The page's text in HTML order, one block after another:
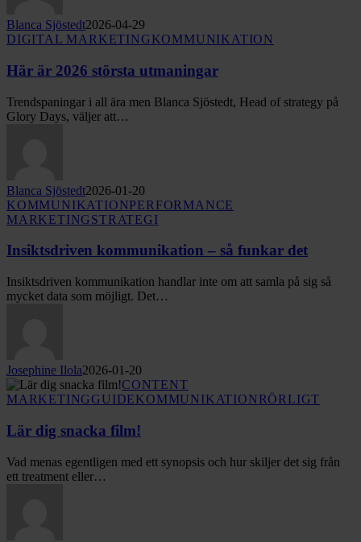
Blanca Sjöstedt2026-04-29
Här
2026
största
utmaningar
DIGITAL MARKETINGKOMMUNIKATION
Här är 2026 största utmaningar
Trendspaningar i all ära men Blanca Sjöstedt, Head of strategy på
Glory Days, väljer att…
Blanca Sjöstedt2026-01-20
Insiktsdriven
kommunikation
så
det
KOMMUNIKATIONPERFORMANCE
MARKETINGSTRATEGI
Insiktsdriven kommunikation – så funkar det
Insiktsdriven kommunikation handlar inte om att samla på sig så
mycket data som möjligt. Det…
Josephine Ilola2026-01-20
Lär
dig
film!
CONTENT
MARKETINGGUIDEKOMMUNIKATIONRÖRLIGT
Lär dig snacka film!
Vad menas egentligen med ett synopsis och hur skiljer det sig från
ett treatment eller…